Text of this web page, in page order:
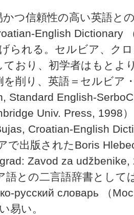
つ信頼性の高い英語と
English Dictionary
げられる。セルビア、ク
ており、初学者はもと
を削り、英語＝セルビア
Standard English-
Univ. Press, 1998
Croatian-English
で出版されたBoris
Zavod za
語との二言語辞書として
русский словарь （
易い。